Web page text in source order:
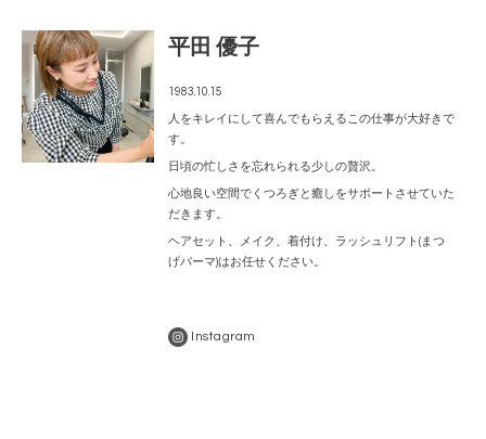
平田 優子
1983.10.15
人をキレイにして喜んでもらえるこの仕事が大好きで
す。
日頃の忙しさを忘れられる少しの贅沢。
心地良い空間でくつろぎと癒しをサポートさせていた
だきます。
ヘアセット、メイク、着付け、ラッシュリフト(まつ
げパーマ)はお任せください。
Instagram